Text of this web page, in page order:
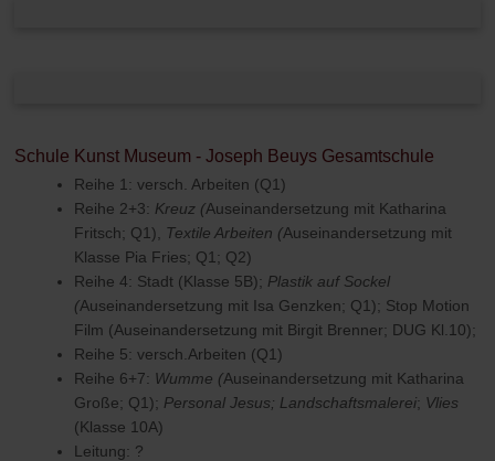
Schule Kunst Museum - Joseph Beuys Gesamtschule
Reihe 1: versch. Arbeiten (Q1)
Reihe 2+3: Kreuz (Auseinandersetzung mit Katharina
Fritsch; Q1),
Textile Arbeiten (Auseinandersetzung mit
Klasse Pia Fries; Q1; Q2)
Reihe 4: Stadt (Klasse 5B); Plastik auf Sockel
(Auseinandersetzung mit Isa Genzken; Q1); Stop Motion
Film (Auseinandersetzung mit Birgit Brenner; DUG Kl.10);
Reihe 5: versch.Arbeiten (Q1)
Reihe 6+7: Wumme (Auseinandersetzung mit Katharina
Große; Q1); Personal Jesus; Landschaftsmalerei; Vlies
(Klasse 10A)
Leitung: ?